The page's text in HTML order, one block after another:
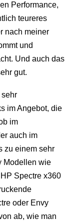
Performance,
teureres
nach meiner
und
Und auch das
gut.
sehr
im Angebot, die
im
auch im
zu einem sehr
Modellen wie
Spectre x360
oder Envy
ab, wie man